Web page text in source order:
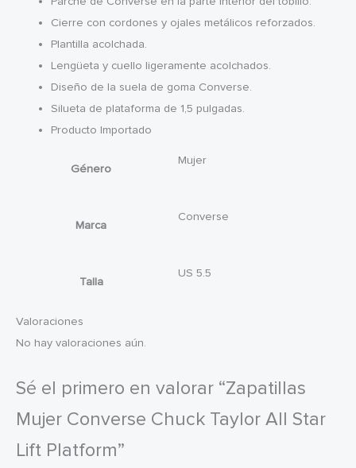
Cierre con cordones y ojales metálicos reforzados.
Plantilla acolchada.
Lengüeta y cuello ligeramente acolchados.
Diseño de la suela de goma Converse.
Silueta de plataforma de 1,5 pulgadas.
Producto Importado
Género
Mujer
Marca
Converse
Talla
US 5.5
Valoraciones
No hay valoraciones aún.
Sé el primero en valorar “Zapatillas
Mujer Converse Chuck Taylor All Star
Lift Platform”